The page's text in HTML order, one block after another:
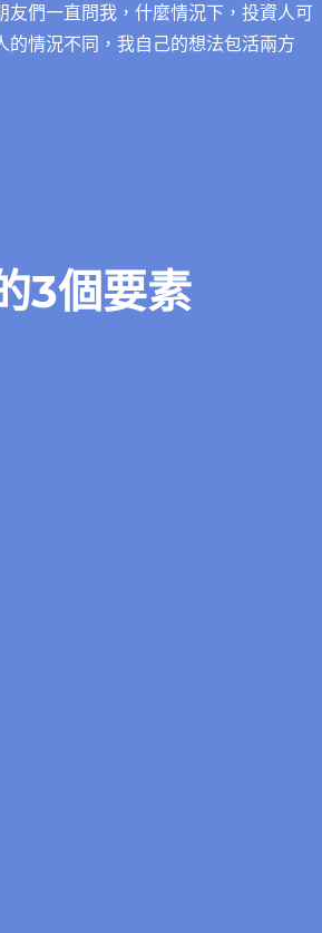
們一直問我，什麼情況下，投資人可
情況不同，我自己的想法包活兩方
3個要素